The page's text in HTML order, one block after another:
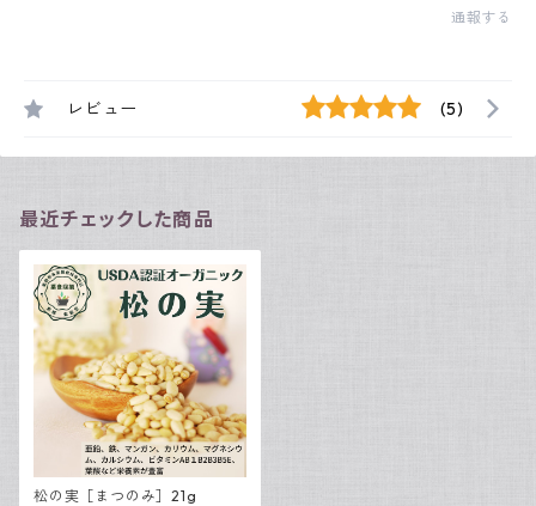
通報する
レビュー (5)
最近チェックした商品
松の実［まつのみ］21g